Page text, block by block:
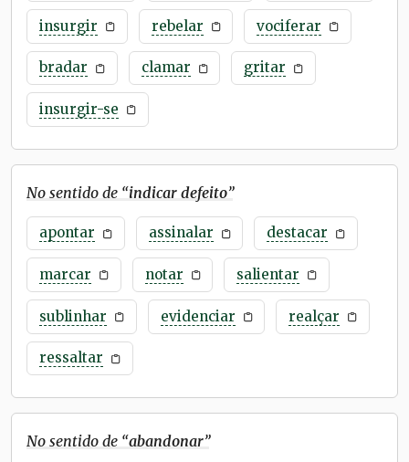
insurgir rebelar vociferar
bradar clamar gritar
insurgir-se
No sentido de “indicar defeito”
apontar assinalar destacar
marcar notar salientar
sublinhar evidenciar realçar
ressaltar
No sentido de “abandonar”